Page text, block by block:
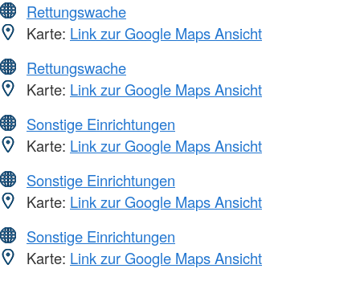
Rettungswache
Karte: Link zur Google Maps Ansicht
Rettungswache
Karte: Link zur Google Maps Ansicht
Sonstige Einrichtungen
Karte: Link zur Google Maps Ansicht
Sonstige Einrichtungen
Karte: Link zur Google Maps Ansicht
Sonstige Einrichtungen
Karte: Link zur Google Maps Ansicht